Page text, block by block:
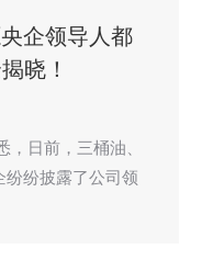
企领导人都
晓！
日前，三桶油、
纷披露了公司领